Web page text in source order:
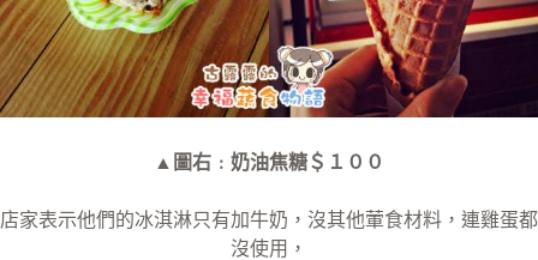
▲圖右﹕奶油焦糖＄１００
店家表示他們的冰淇淋只有加牛奶，沒其他葷食材料，連雞蛋都
沒使用，